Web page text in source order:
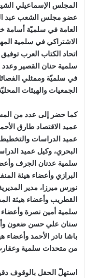
المجلس الإسماعيلي
عضو مجلس الشعب عبد
العامة في سلميّة أسامة
الاشتراكي في سلمية
اتحاد الكتاب العرب توفيق
سلمية حنان القصير
في سلميّة وممثلي
الجمعيات والهيئات
كما حضر إلى عدد من
عميد الاقتصاد طارق
عميد الدراسات
البحري، وكيل عميد
سلمية عدنان الجرف
البرازي وأعضاء هيئة
نورس ميرزا، مدير
القطريب وأعضاء هيئة
سلمية أمين نصرة وأعضاء
سنان علي حسن ضعون
باشا نادر الأحمد وأعضاء
من متحدات سلمية
استهلّ الحفل بالوقوف